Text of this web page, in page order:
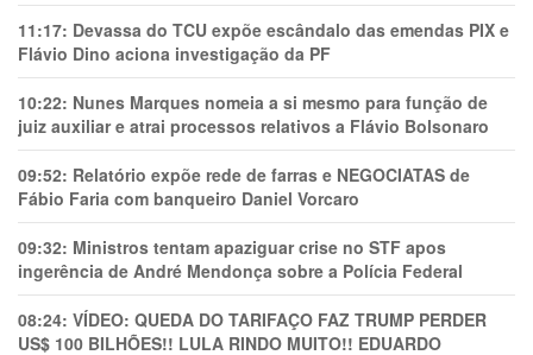
11:17: Devassa do TCU expõe escândalo das emendas PIX e
Flávio Dino aciona investigação da PF
10:22: Nunes Marques nomeia a si mesmo para função de
juiz auxiliar e atrai processos relativos a Flávio Bolsonaro
09:52: Relatório expõe rede de farras e NEGOCIATAS de
Fábio Faria com banqueiro Daniel Vorcaro
09:32: Ministros tentam apaziguar crise no STF apos
ingerência de André Mendonça sobre a Polícia Federal
08:24: VÍDEO: QUEDA DO TARIFAÇO FAZ TRUMP PERDER
US$ 100 BILHÕES!! LULA RINDO MUITO!! EDUARDO